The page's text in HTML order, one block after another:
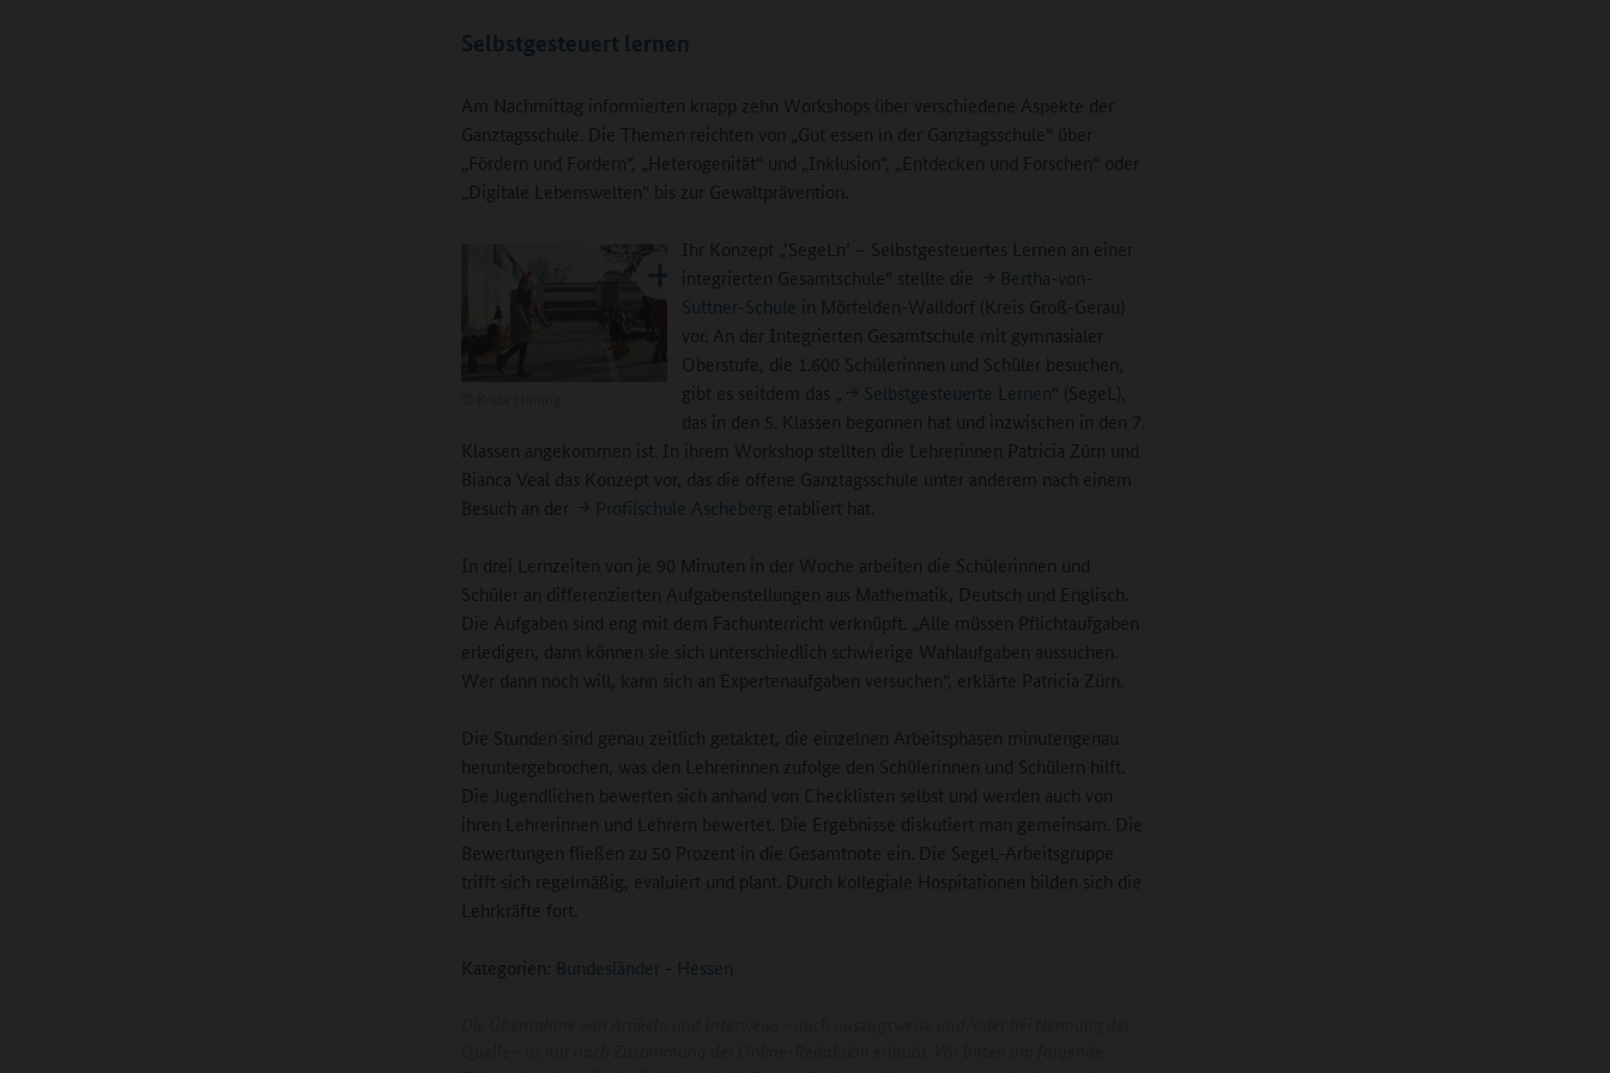
Selbstgesteuert lernen
Am Nachmittag informierten knapp zehn Workshops über verschiedene Aspekte der
Ganztagsschule. Die Themen reichten von „Gut essen in der Ganztagsschule“ über
„Fördern und Fordern“, „Heterogenität“ und „Inklusion“, „Entdecken und Forschen“ oder
„Digitale Lebenswelten“ bis zur Gewaltprävention.
Ihr Konzept „’SegeLn’ – Selbstgesteuertes Lernen an einer
integrierten Gesamtschule“ stellte die
Bertha-von-
Suttner-Schule
in Mörfelden-Walldorf (Kreis Groß-Gerau)
vor. An der Integrierten Gesamtschule mit gymnasialer
Oberstufe, die 1.600 Schülerinnen und Schüler besuchen,
gibt es seitdem das „
Selbstgesteuerte Lernen“ (SegeL),
das in den 5. Klassen begonnen hat und inzwischen in den 7.
Klassen angekommen ist. In ihrem Workshop stellten die Lehrerinnen Patricia Zürn und
Bianca Veal das Konzept vor, das die offene Ganztagsschule unter anderem nach einem
Besuch an der
Profilschule Ascheberg etabliert hat.
In drei Lernzeiten von je 90 Minuten in der Woche arbeiten die Schülerinnen und
Schüler an differenzierten Aufgabenstellungen aus Mathematik, Deutsch und Englisch.
Die Aufgaben sind eng mit dem Fachunterricht verknüpft. „Alle müssen Pflichtaufgaben
erledigen, dann können sie sich unterschiedlich schwierige Wahlaufgaben aussuchen.
Wer dann noch will, kann sich an Expertenaufgaben versuchen“, erklärte Patricia Zürn.
Die Stunden sind genau zeitlich getaktet, die einzelnen Arbeitsphasen minutengenau
heruntergebrochen, was den Lehrerinnen zufolge den Schülerinnen und Schülern hilft.
Die Jugendlichen bewerten sich anhand von Checklisten selbst und werden auch von
ihren Lehrerinnen und Lehrern bewertet. Die Ergebnisse diskutiert man gemeinsam. Die
Bewertungen fließen zu 50 Prozent in die Gesamtnote ein. Die SegeL-Arbeitsgruppe
trifft sich regelmäßig, evaluiert und plant. Durch kollegiale Hospitationen bilden sich die
Lehrkräfte fort.
Kategorien: Bundesländer - Hessen